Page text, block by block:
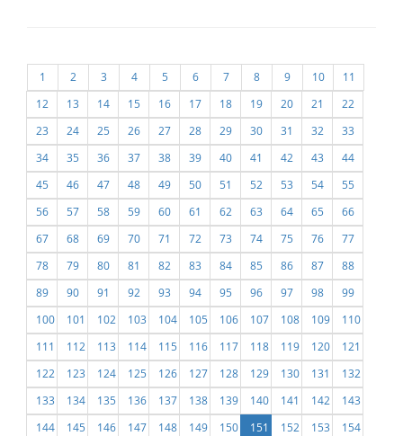
1 2 3 4 5 6 7 8 9 10
11
12
13 14 15 16 17 18 19 20 21
22
23
24 25 26 27 28 29 30 31 32
33
34
35 36 37 38 39 40 41 42 43
44
45
46 47 48 49 50 51 52 53 54
55
56
57 58 59 60 61 62 63 64 65
66
67
68 69 70 71 72 73 74 75 76
77
78
79 80 81 82 83 84 85 86 87
88
89
90 91 92 93 94 95 96 97 98
99
100
101 102 103 104 105 106 107 108 109
110
111
112 113 114 115 116 117 118 119 120
121
122
123 124 125 126 127 128 129 130 131
132
133
134 135 136 137 138 139 140 141 142
143
144
145 146 147 148 149 150 151 152 153
154